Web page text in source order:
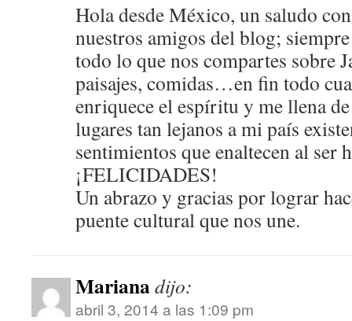
Hola desde México, un saludo
nuestros amigos del blog;
todo lo que nos compartes sobre
paisajes, comidas…en fin todo
enriquece el espíritu y me llena
lugares tan lejanos a mi país
sentimientos que enaltecen al ser
¡FELICIDADES!
Un abrazo y gracias por lograr
puente cultural que nos une.
Marianadijo:
abril 3, 2014 a las 1:09 pm